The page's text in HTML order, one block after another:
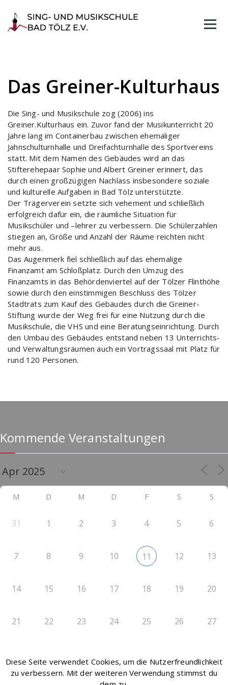
content
Das Greiner-Kulturhaus
Die Sing- und Musikschule zog (2006) ins
Greiner.Kulturhaus ein. Zuvor fand der Musikunterricht 20
Jahre lang im Containerbau zwischen ehemaliger
Jahnschulturnhalle und Dreifachturnhalle des Sportvereins
statt. Mit dem Namen des Gebäudes wird an das
Stifterehepaar Sophie und Albert Greiner erinnert, das
durch einen großzügigen Nachlass insbesondere soziale
und kulturelle Aufgaben in Bad Tölz unterstützte.
Der Trägerverein setzte sich vehement und schließlich
erfolgreich dafür ein, die räumliche Situation für
Musikschüler und –lehrer zu verbessern. Die Schülerzahlen
stiegen an, Größe und Anzahl der Räume reichten nicht
mehr aus.
Das Augenmerk fiel schließlich auf das ehemalige
Finanzamt am Schloßplatz. Durch den Umzug des
Finanzamts in das Behördenviertel auf der Tölzer Flinthöhe
sowie durch den einstimmigen Beschluss des Tölzer
Stadtrats zum Kauf des Gebäudes durch die Greiner-
Stiftung wurde der Weg frei für eine Nutzung durch die
Musikschule, die VHS und eine Beratungseinrichtung. Durch
den Umbau des Gebäudes entstand neben 13 Unterrichts-
und Verwaltungsräumen auch ein Vortragssaal mit Platz für
rund 120 Personen.
Kommende Veranstaltungen
M D M D F S S
31 1 2 3 4 5 6
7 8 9 10 11 12 13
14 15 16 17 18 19 20
21 22 23 24 25 26 27
Diese Seite verwendet Cookies, um die Nutzerfreundlichkeit
zu verbessern. Mit der weiteren Verwendung stimmst du